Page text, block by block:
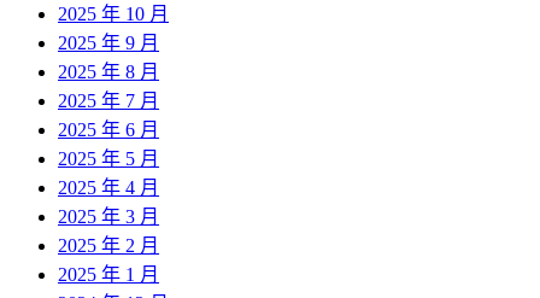
2025 年 10 月
2025 年 9 月
2025 年 8 月
2025 年 7 月
2025 年 6 月
2025 年 5 月
2025 年 4 月
2025 年 3 月
2025 年 2 月
2025 年 1 月